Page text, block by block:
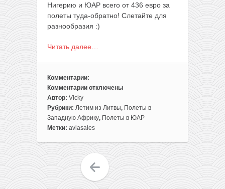
Нигерию и ЮАР всего от 436 евро за
полеты туда-обратно! Слетайте для
разнообразия :)
Читать далее…
Комментарии:
Комментарии
к
записи
Африканская
экзотика:
Вильнюса
в
Нигерию
и
отключены
Автор: Vicky
Рубрики: Летим из Литвы, Полеты в
Западную Африку, Полеты в ЮАР
Метки: aviasales